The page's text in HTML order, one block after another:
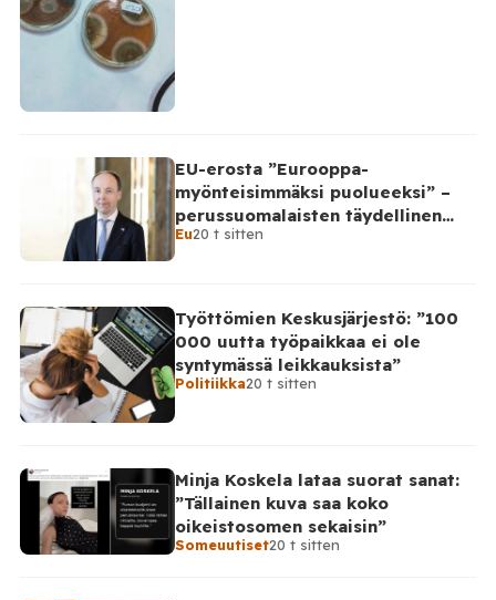
EU-erosta ”Eurooppa-
myönteisimmäksi puolueeksi” –
perussuomalaisten täydellinen
takinkääntö
Eu20 t sitten
Työttömien Keskusjärjestö: ”100
000 uutta työpaikkaa ei ole
syntymässä leikkauksista”
Politiikka20 t sitten
Minja Koskela lataa suorat sanat:
”Tällainen kuva saa koko
oikeistosomen sekaisin”
Someuutiset20 t sitten